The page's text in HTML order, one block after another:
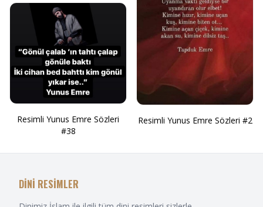
Resimli Yunus Emre Sözleri
#38
Resimli Yunus Emre Sözleri #2
DİNİ RESİMLER